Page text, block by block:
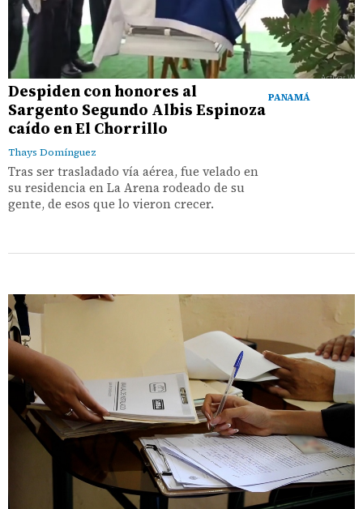
PANAMÁ
Despiden con honores al
Sargento Segundo Albis Espinoza
caído en El Chorrillo
Thays Domínguez
Tras ser trasladado vía aérea, fue velado en
su residencia en La Arena rodeado de su
gente, de esos que lo vieron crecer.